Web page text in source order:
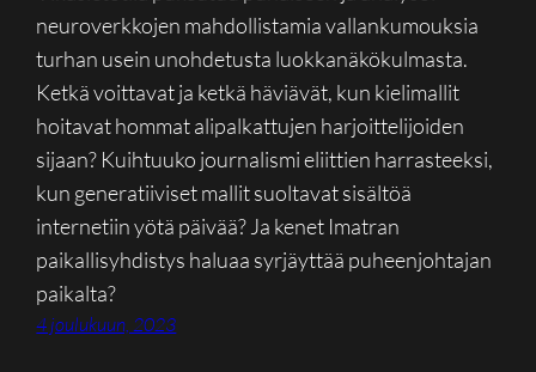
neuroverkkojen mahdollistamia vallankumouksia
turhan usein unohdetusta luokkanäkökulmasta.
Ketkä voittavat ja ketkä häviävät, kun kielimallit
hoitavat hommat alipalkattujen harjoittelijoiden
sijaan? Kuihtuuko journalismi eliittien harrasteeksi,
kun generatiiviset mallit suoltavat sisältöä
internetiin yötä päivää? Ja kenet Imatran
paikallisyhdistys haluaa syrjäyttää puheenjohtajan
paikalta?
4 joulukuun, 2023